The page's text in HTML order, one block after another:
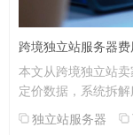
跨境独立站服务器
本文从跨境独立站
定价数据，系统拆解
独立站服务器